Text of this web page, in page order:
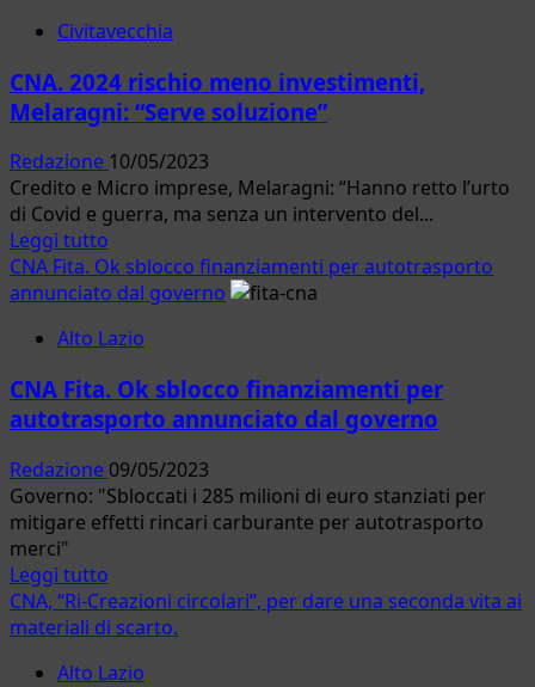
CNA.
“Credito
d’imposta
riapertura
dei
termini
per
le
domande
17
maggio”
Civitavecchia
CNA. 2024 rischio meno investimenti,
Melaragni: “Serve soluzione”
Redazione 10/05/2023
Credito e Micro imprese, Melaragni: “Hanno retto l’urto
di Covid e guerra, ma senza un intervento del...
Leggi tutto
di
più
CNA.
rischio
meno
Melaragni:
“Serve
soluzione”
CNA Fita. Ok sblocco finanziamenti per autotrasporto
annunciato dal governo
Alto Lazio
CNA Fita. Ok sblocco finanziamenti per
autotrasporto annunciato dal governo
Redazione 09/05/2023
Governo: "Sbloccati i 285 milioni di euro stanziati per
mitigare effetti rincari carburante per autotrasporto
merci"
Leggi tutto
di
più
CNA
CNA, “Ri-Creazioni circolari”, per dare una seconda vita ai
materiali di scarto.
Alto Lazio